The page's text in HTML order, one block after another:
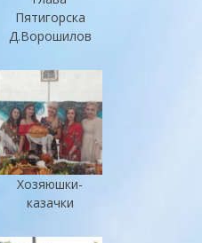
Пятигорска
Д.Ворошилов
Хозяюшки-
казачки